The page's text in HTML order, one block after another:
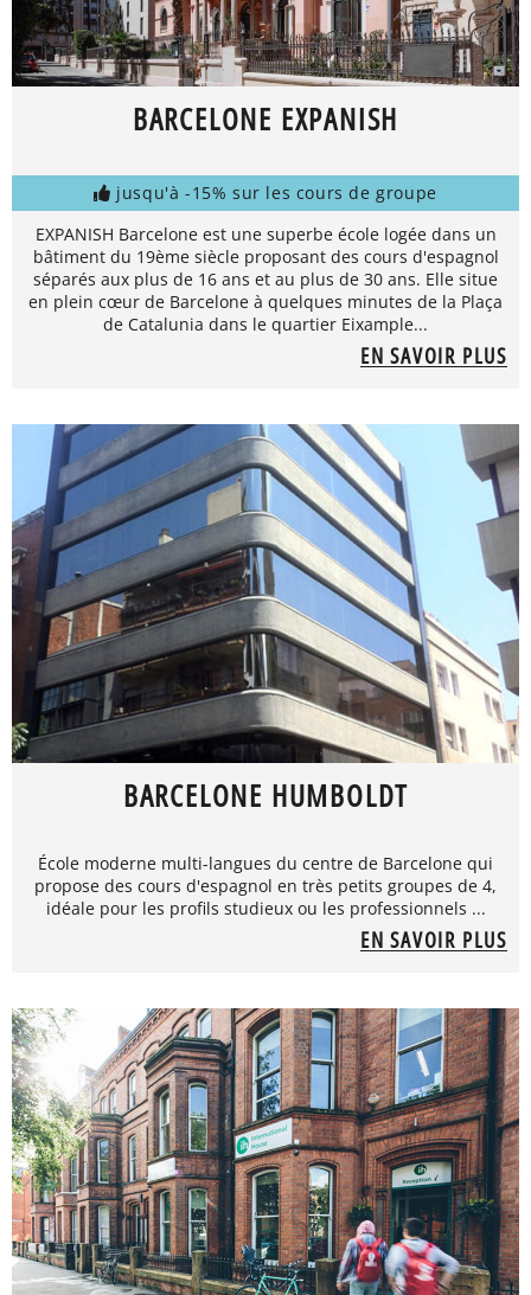
BARCELONE EXPANISH
jusqu'à -15% sur les cours de groupe
EXPANISH Barcelone est une superbe école logée dans un
bâtiment du 19ème siècle proposant des cours d'espagnol
séparés aux plus de 16 ans et au plus de 30 ans. Elle situe
en plein cœur de Barcelone à quelques minutes de la Plaça
de Catalunia dans le quartier Eixample...
EN SAVOIR PLUS
BARCELONE HUMBOLDT
École moderne multi-langues du centre de Barcelone qui
propose des cours d'espagnol en très petits groupes de 4,
idéale pour les profils studieux ou les professionnels ...
EN SAVOIR PLUS